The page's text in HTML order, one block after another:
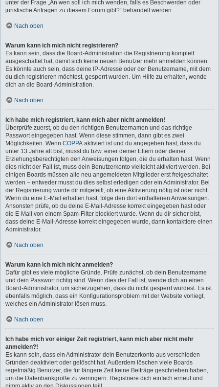
unter der Frage „An wen soll ich mich wenden, falls es Beschwerden oder
juristische Anfragen zu diesem Forum gibt?“ behandelt werden.
Nach oben
Warum kann ich mich nicht registrieren?
Es kann sein, dass die Board-Administration die Registrierung komplett
ausgeschaltet hat, damit sich keine neuen Benutzer mehr anmelden können.
Es könnte auch sein, dass deine IP-Adresse oder der Benutzername, mit dem
du dich registrieren möchtest, gesperrt wurden. Um Hilfe zu erhalten, wende
dich an die Board-Administration.
Nach oben
Ich habe mich registriert, kann mich aber nicht anmelden!
Überprüfe zuerst, ob du den richtigen Benutzernamen und das richtige
Passwort eingegeben hast. Wenn diese stimmen, dann gibt es zwei
Möglichkeiten. Wenn COPPA aktiviert ist und du angegeben hast, dass du
unter 13 Jahre alt bist, musst du bzw. einer deiner Eltern oder deiner
Erziehungsberechtigten den Anweisungen folgen, die du erhalten hast. Wenn
dies nicht der Fall ist, muss dein Benutzerkonto vielleicht aktiviert werden. Bei
einigen Boards müssen alle neu angemeldeten Mitglieder erst freigeschaltet
werden – entweder musst du dies selbst erledigen oder ein Administrator. Bei
der Registrierung wurde dir mitgeteilt, ob eine Aktivierung nötig ist oder nicht.
Wenn du eine E-Mail erhalten hast, folge den dort enthaltenen Anweisungen.
Ansonsten prüfe, ob du deine E-Mail-Adresse korrekt eingegeben hast oder
die E-Mail von einem Spam-Filter blockiert wurde. Wenn du dir sicher bist,
dass deine E-Mail-Adresse korrekt eingegeben wurde, dann kontaktiere einen
Administrator.
Nach oben
Warum kann ich mich nicht anmelden?
Dafür gibt es viele mögliche Gründe. Prüfe zunächst, ob dein Benutzername
und dein Passwort richtig sind. Wenn dies der Fall ist, wende dich an einen
Board-Administrator, um sicherzugehen, dass du nicht gesperrt wurdest. Es ist
ebenfalls möglich, dass ein Konfigurationsproblem mit der Website vorliegt,
welches ein Administrator lösen muss.
Nach oben
Ich habe mich vor einiger Zeit registriert, kann mich aber nicht mehr
anmelden?!
Es kann sein, dass ein Administrator dein Benutzerkonto aus verschieden
Gründen deaktiviert oder gelöscht hat. Außerdem löschen viele Boards
regelmäßig Benutzer, die für längere Zeit keine Beiträge geschrieben haben,
um die Datenbankgröße zu verringern. Registriere dich einfach erneut und